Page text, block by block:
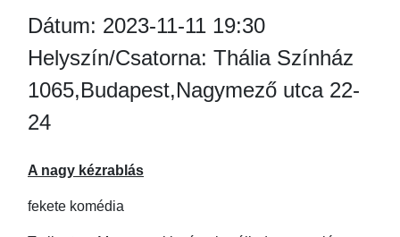
Dátum: 2023-11-11 19:30
Helyszín/Csatorna: Thália Színház
1065,Budapest,Nagymező utca 22-
24
A nagy kézrablás
fekete komédia